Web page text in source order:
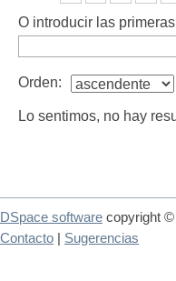
O introducir las
Orden:
Lo sentimos, no hay
DSpace software copyright ©
Contacto Sugerencias